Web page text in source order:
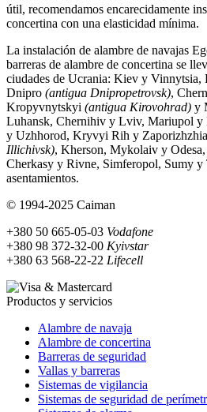
útil, recomendamos encarecidamente
concertina con una elasticidad mínima.
La instalación de alambre de navajas
barreras de alambre de concertina se
ciudades de Ucrania: Kiev y Vinnytsia,
Dnipro (antigua Dnipropetrovsk),
Kropyvnytskyi (antigua Kirovohrad) y
Luhansk, Chernihiv y Lviv, Mariupol y
y Uzhhorod, Kryvyi Rih y
Illichivsk), Kherson, Mykolaiv y
Cherkasy y Rivne, Simferopol, Sumy y
asentamientos.
© 1994-2025 Caiman
+380 50 665-05-03 Vodafone
+380 98 372-32-00 Kyivstar
+380 63 568-22-22 Lifecell
Productos y servicios
Alambre de navaja
Alambre de concertina
Barreras de seguridad
Vallas y barreras
Sistemas de vigilancia
Sistemas de seguridad de